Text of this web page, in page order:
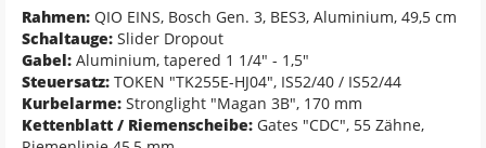
Rahmen: QIO EINS, Bosch Gen. 3, BES3, Aluminium, 49,5 cm
Schaltauge: Slider Dropout
Gabel: Aluminium, tapered 1 1/4" - 1,5"
Steuersatz: TOKEN "TK255E-HJ04", IS52/40 / IS52/44
Kurbelarme: Stronglight "Magan 3B", 170 mm
Kettenblatt / Riemenscheibe: Gates "CDC", 55 Zähne,